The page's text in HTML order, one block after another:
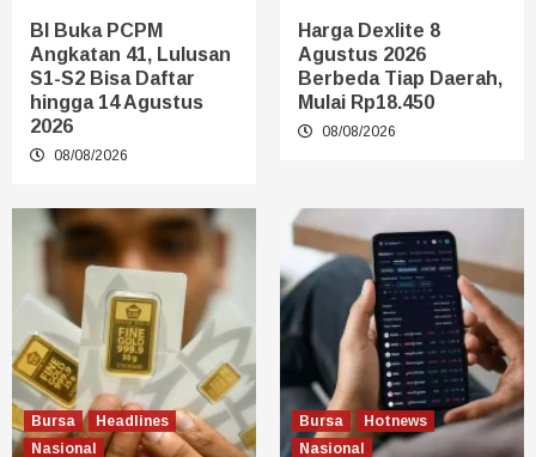
BI Buka PCPM
Angkatan 41, Lulusan
S1-S2 Bisa Daftar
hingga 14 Agustus
2026
08/08/2026
Harga Dexlite 8
Agustus 2026
Berbeda Tiap Daerah,
Mulai Rp18.450
08/08/2026
Bursa
Headlines
Nasional
Bursa
Hotnews
Nasional